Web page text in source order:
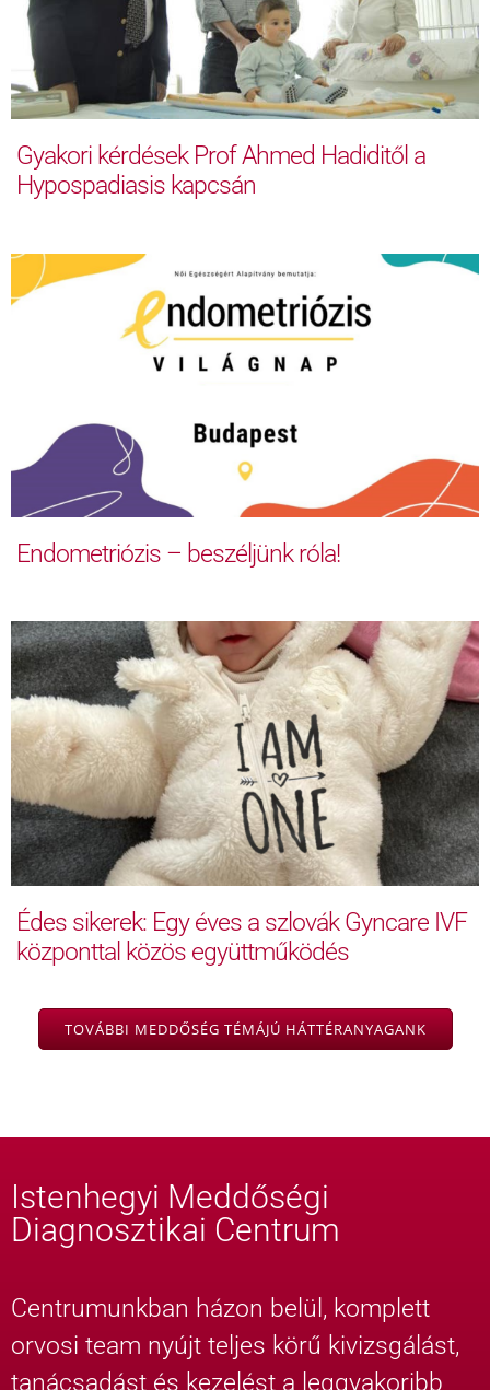
Gyakori kérdések Prof Ahmed Hadiditől a
Hypospadiasis kapcsán
Endometriózis – beszéljünk róla!
Édes sikerek: Egy éves a szlovák Gyncare IVF
központtal közös együttműködés
TOVÁBBI MEDDŐSÉG TÉMÁJÚ HÁTTÉRANYAGANK
Istenhegyi Meddőségi
Diagnosztikai Centrum
Centrumunkban házon belül, komplett
orvosi team nyújt teljes körű kivizsgálást,
tanácsadást és kezelést a leggyakoribb